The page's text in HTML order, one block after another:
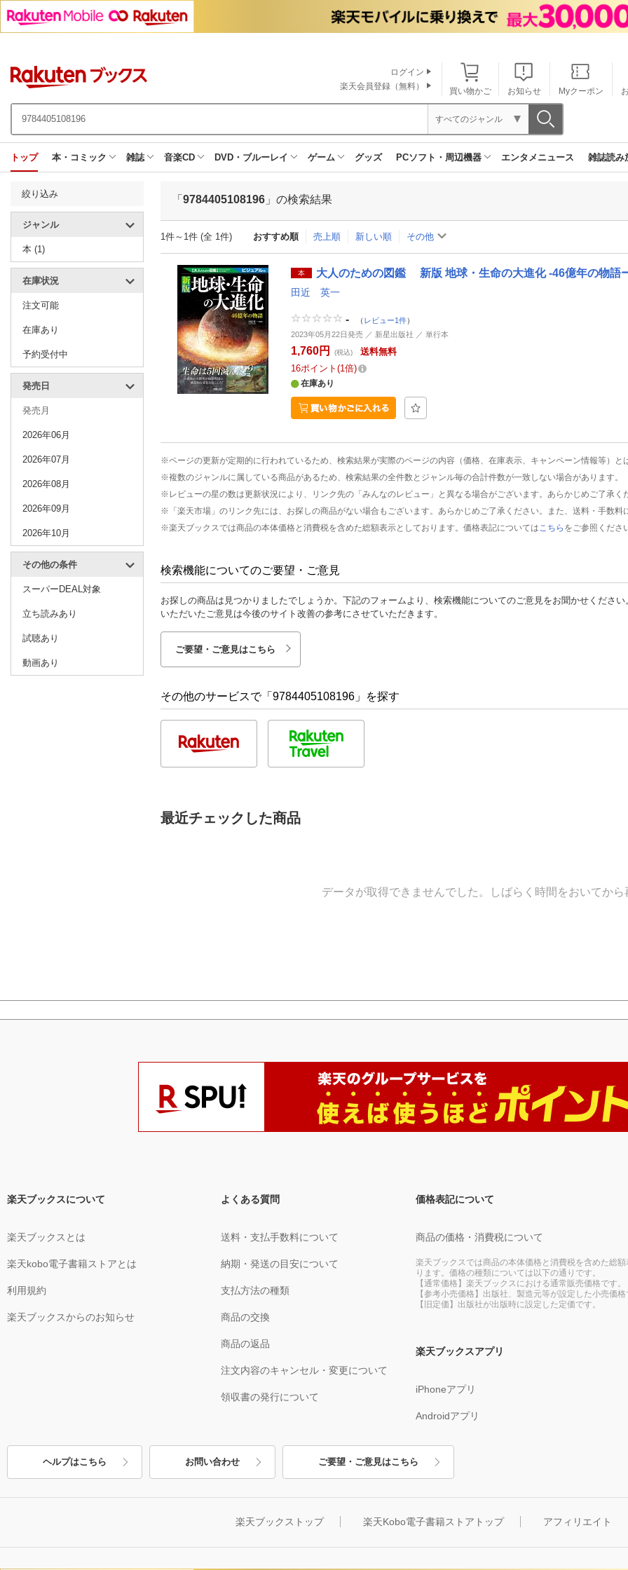
買い物かご お知らせ Myクーポン
ログイン
楽天会員登録（無料）
すべてのジャンル
トップ 本・コミック 雑誌 音楽CD DVD・ブルーレイ ゲーム グッズ PCソフト・周辺機器 エンタメニュース 雑誌読み
絞り込み
ジャンル
本 (1)
在庫状況
注文可能
在庫あり
予約受付中
発売日
発売月
2026年06月
2026年07月
2026年08月
2026年09月
2026年10月
その他の条件
スーパーDEAL対象
立ち読みあり
試聴あり
動画あり
「 9784405108196 」の検索結果
1件～1件 (全 1件) おすすめ順 売上順 新しい順 その他
本 大人のための図鑑 新版 地球・生命の大進化 -46億年の物語
田近 英一
- （ レビュー1件）
2023年05月22日発売 ／ 新星出版社 ／ 単行本
1,760円 (税込)
送料無料
16ポイント 1倍
在庫あり
※ページの更新が定期的に行われているため、検索結果が実際のページの内容（価格、在庫表示、キャンペーン情報等）と
※複数のジャンルに属している商品があるため、検索結果の全件数とジャンル毎の合計件数が一致しない場合があります。
※レビューの星の数は更新状況により、リンク先の「みんなのレビュー」と異なる場合がございます。あらかじめご了承く
※「楽天市場」のリンク先には、お探しの商品がない場合もございます。あらかじめご了承ください。また、送料・手数料
※楽天ブックスでは商品の本体価格と消費税を含めた総額表示としております。価格表記については こちら をご参照くださ
検索機能についてのご要望・ご意見
お探しの商品は見つかりましたでしょうか。下記のフォームより、検索機能についてのご意見をお聞かせください
いただいたご意見は今後のサイト改善の参考にさせていただきます。
ご要望・ご意見はこちら
その他のサービスで「9784405108196」を探す
最近チェックした商品
データが取得できませんでした。しばらく時間をおいてから
楽天ブックスについて
楽天ブックスとは
楽天kobo電子書籍ストアとは
利用規約
楽天ブックスからのお知らせ
よくある質問
送料・支払手数料について
納期・発送の目安について
支払方法の種類
商品の交換
商品の返品
注文内容のキャンセル・変更について
領収書の発行について
価格表記について
商品の価格・消費税について
楽天ブックスでは商品の本体価格と消費税を含めた総額
ります。価格の種類については以下の通りです。
【通常価格】楽天ブックスにおける通常販売価格です。
【参考小売価格】出版社、製造元等が設定した小売価格
【旧定価】出版社が出版時に設定した定価です。
楽天ブックスアプリ
iPhoneアプリ
Androidアプリ
ヘルプはこちら お問い合わせ ご要望・ご意見はこちら
楽天ブックストップ 楽天Kobo電子書籍ストアトップ アフィリエイト